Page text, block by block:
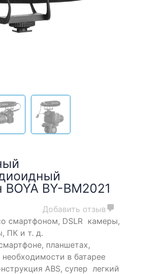
BY-BM2021
Добавить отзыв
смартфоном, DSLR камеры,
ПК и т. д.
планшетах,
в батарее
ABS, супер легкий